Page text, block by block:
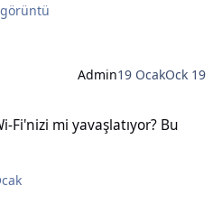
Admin19 OcakOck 19
Fi'nizi mi yavaşlatıyor? Bu